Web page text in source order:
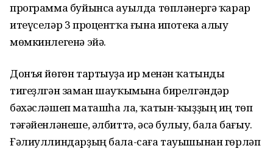
программа буйынса ауылда төпләнергә ҡарар
итеүселәр 3 процентҡа ғына ипотека алыу
мөмкинлегенә эйә.
Донъя йөгөн тартыуҙа ир менән ҡатынды
тигеҙлгән заман шауҡымына бирелгәндәр
бәхәсләшеп маташһа ла, ҡатын-ҡыҙҙың иң төп
тәғәйенләнеше, әлбиттә, әсә булыу, бала бағыу.
Ғәлиуллиндарҙың бала-саға тауышынан гөрләп